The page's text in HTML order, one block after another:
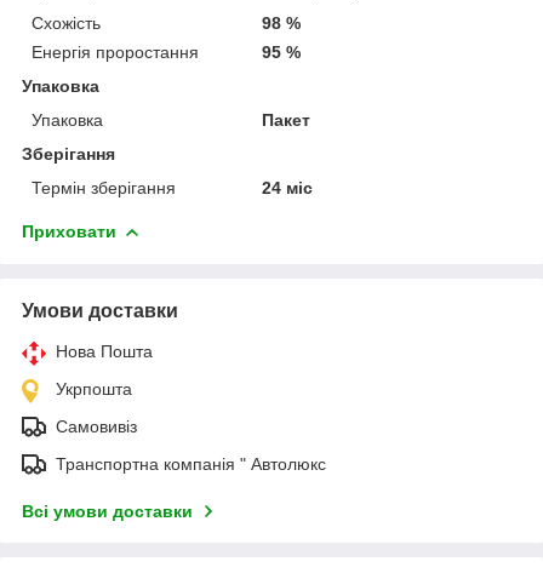
Схожість
98 %
Енергія проростання
95 %
Упаковка
Упаковка
Пакет
Зберігання
Термін зберігання
24 міс
Приховати
Умови доставки
Нова Пошта
Укрпошта
Самовивіз
Транспортна компанія " Автолюкс
Всі умови доставки